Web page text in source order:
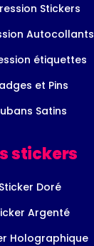
Stickers
Autocollants
étiquettes
et Pins
Satins
stickers
Sticker Doré
Argenté
Holographique